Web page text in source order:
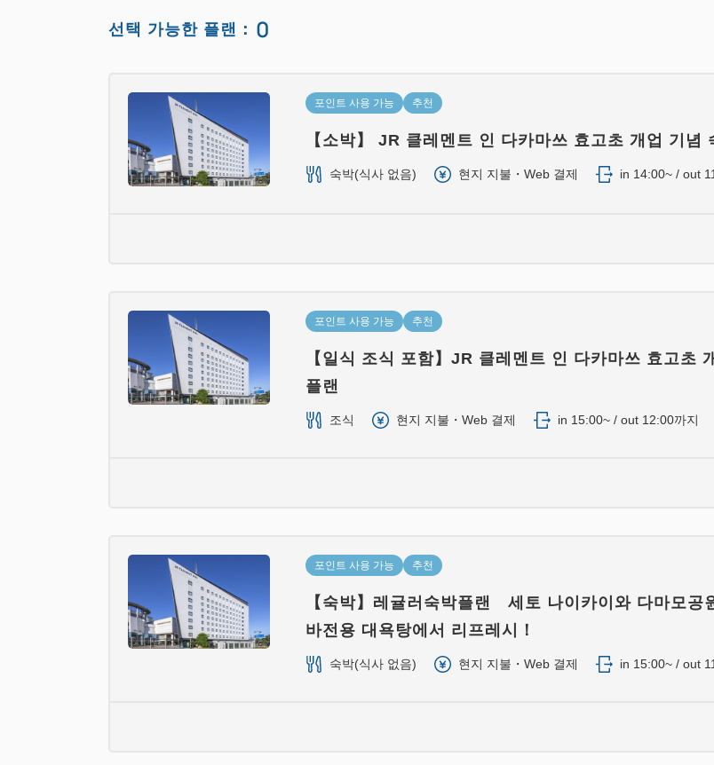
클레멘트인 특별
1.9mm포켓 코일
단면을「평평함」
가을･겨울은 필
전기종 대응 멀티
□숙박자 한정 전망
이용시에는 객실
않습니다.
선택 가능한 플랜： 0
포인트 사용 가능 추천
【소박】 JR 클레멘트 인 다카마쓰 효고초 개업 기념
숙박(식사 없음) 현지 지불・Web 결제 in 14:00~ / out
포인트 사용 가능 추천
【일식 조식 포함】JR 클레멘트 인 다카마쓰 효고초
플랜
조식 현지 지불・Web 결제 in 15:00~ / out 12:00까지
포인트 사용 가능 추천
【숙박】레귤러숙박플랜 세토 나이카이와 다마모공
바전용 대욕탕에서 리프레시！
숙박(식사 없음) 현지 지불・Web 결제 in 15:00~ / out